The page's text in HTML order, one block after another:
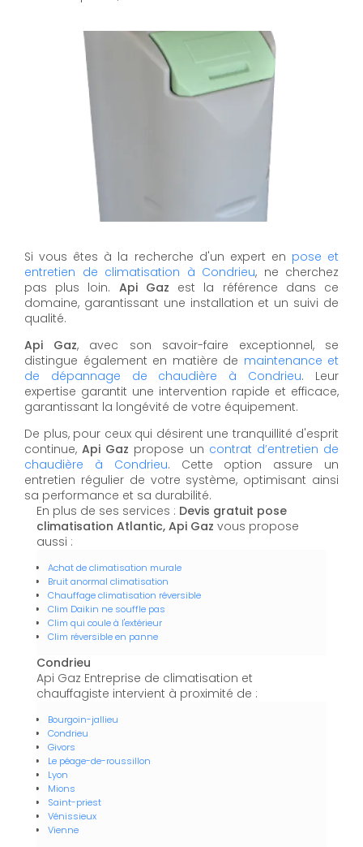
Si vous êtes à la recherche d'un expert en pose et
entretien de climatisation à Condrieu, ne cherchez
pas plus loin. Api Gaz est la référence dans ce
domaine, garantissant une installation et un suivi de
qualité.
Api Gaz, avec son savoir-faire exceptionnel, se
distingue également en matière de maintenance et
de dépannage de chaudière à Condrieu. Leur
expertise garantit une intervention rapide et efficace,
garantissant la longévité de votre équipement.
De plus, pour ceux qui désirent une tranquillité d'esprit
continue,Api Gaz propose un contrat d’entretien de
chaudière à Condrieu. Cette option assure un
entretien régulier de votre système, optimisant ainsi
sa performance et sa durabilité.
En plus de ses services : Devis gratuit pose
climatisation Atlantic, Api Gaz vous propose
aussi :
Achat de climatisation murale
Bruit anormal climatisation
Chauffage climatisation réversible
Clim Daikin ne souffle pas
Clim qui coule à l'extérieur
Clim réversible en panne
Condrieu
Api Gaz Entreprise de climatisation et
chauffagiste intervient à proximité de :
Bourgoin-jallieu
Condrieu
Givors
Le péage-de-roussillon
Lyon
Mions
Saint-priest
Vénissieux
Vienne